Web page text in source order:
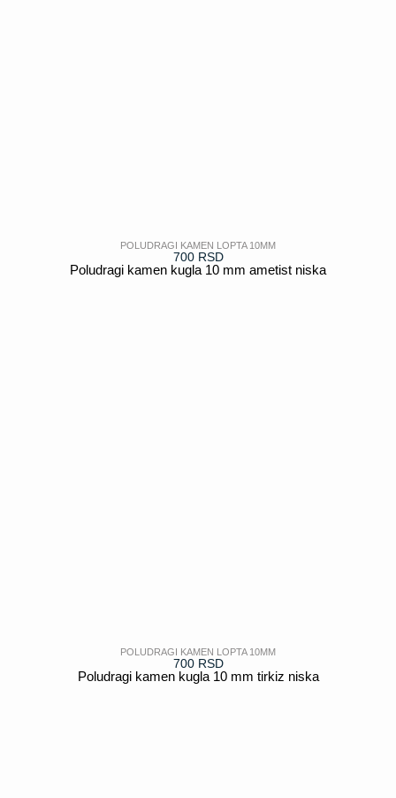
POLUDRAGI KAMEN LOPTA 10MM
700 RSD
Poludragi kamen kugla 10 mm ametist niska
POLUDRAGI KAMEN LOPTA 10MM
700 RSD
Poludragi kamen kugla 10 mm tirkiz niska